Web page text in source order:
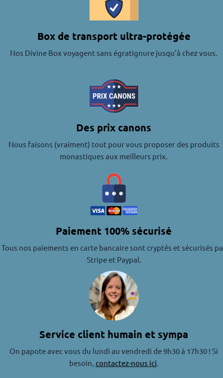
Box de transport ultra-protégée
Nos Divine Box voyagent sans égratignure jusqu'à chez vous.
Des prix canons
Nous faisons (vraiment) tout pour vous proposer des produits
monastiques aux meilleurs prix.
Paiement 100% sécurisé
Tous nos paiements en carte bancaire sont cryptés et sécurisés
Stripe et Paypal.
Service client humain et sympa
On papote avec vous du lundi au vendredi de 9h30 à 17h30 ! Si
besoin, contactez-nous ici.